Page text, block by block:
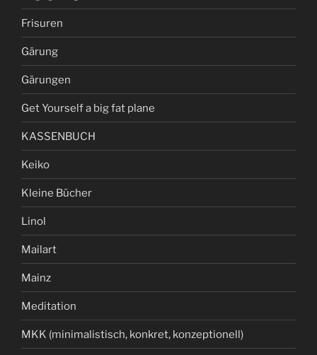
Frisuren
Gärung
Gärungen
Get Yourself a big fat plane
KASSENBUCH
Keiko
Kleine Bücher
Linol
Mailart
Mainz
Meditation
MKK (minimalistisch, konkret, konzeptionell)